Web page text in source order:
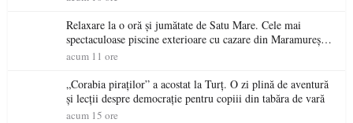
Relaxare la o oră și jumătate de Satu Mare. Cele mai
spectaculoase piscine exterioare cu cazare din Maramureș,
ideale pentru o escapadă de vară
acum 11 ore
„Corabia piraților” a acostat la Turț. O zi plină de aventură
și lecții despre democrație pentru copiii din tabăra de vară
acum 15 ore